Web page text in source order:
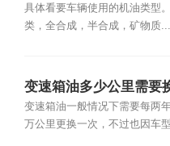
具体看要车辆使用的机油类型
类，全合成，半合成，矿物质...
变速箱油多少公里需要
变速箱油一般情况下需要每两
万公里更换一次，不过也因车